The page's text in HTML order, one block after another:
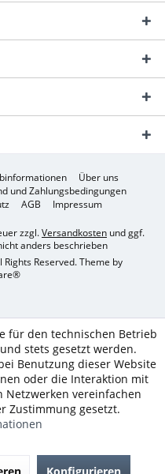
Über uns
und Zahlungsbedingungen
AGB Impressum
zzgl.Versandkosten und ggf.
anders beschrieben
Reserved. Theme by
für den technischen Betrieb
stets gesetzt werden.
Benutzung dieser Website
oder die Interaktion mit
Netzwerken vereinfachen
Zustimmung gesetzt.